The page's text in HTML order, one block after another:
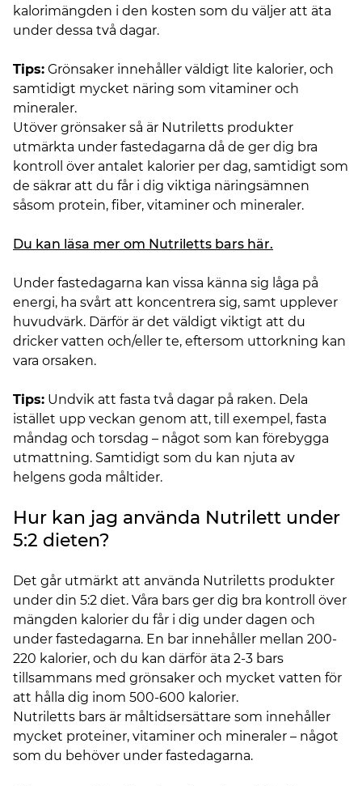
kalorimängden i den kosten som du väljer att äta
under dessa två dagar.
Tips: Grönsaker innehåller väldigt lite kalorier, och
samtidigt mycket näring som vitaminer och
mineraler.
Utöver grönsaker så är Nutriletts produkter
utmärkta under fastedagarna då de ger dig bra
kontroll över antalet kalorier per dag, samtidigt som
de säkrar att du får i dig viktiga näringsämnen
såsom protein, fiber, vitaminer och mineraler.
Du kan läsa mer om Nutriletts bars här.
Under fastedagarna kan vissa känna sig låga på
energi, ha svårt att koncentrera sig, samt upplever
huvudvärk. Därför är det väldigt viktigt att du
dricker vatten och/eller te, eftersom uttorkning kan
vara orsaken.
Tips: Undvik att fasta två dagar på raken. Dela
istället upp veckan genom att, till exempel, fasta
måndag och torsdag – något som kan förebygga
utmattning. Samtidigt som du kan njuta av
helgens goda måltider.
Hur kan jag använda Nutrilett under
5:2 dieten?
Det går utmärkt att använda Nutriletts produkter
under din 5:2 diet. Våra bars ger dig bra kontroll över
mängden kalorier du får i dig under dagen och
under fastedagarna. En bar innehåller mellan 200-
220 kalorier, och du kan därför äta 2-3 bars
tillsammans med grönsaker och mycket vatten för
att hålla dig inom 500-600 kalorier.
Nutriletts bars är måltidsersättare som innehåller
mycket proteiner, vitaminer och mineraler – något
som du behöver under fastedagarna.